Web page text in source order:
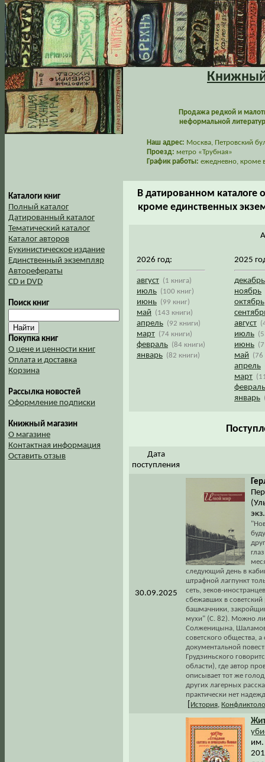
Книжный
Продажа редкой и
неформальной
Наш адрес: Москва, Петровский
Проезд: метро «Трубная»
График работы: ежедневно, кроме
Каталоги книг
Полный каталог
Датированный каталог
Тематический каталог
Каталог авторов
Букинистическое издание
Единственный экземпляр
Авторефераты
CD и DVD
Поиск книг
Покупка книг
О цене и ценности книг
Оплата и доставка
Корзина
Рассылка новостей
Оформление подписки
Книжный магазин
О магазине
Контактная информация
Оставить отзыв
В датированном каталоге
кроме единственных
2026 год:
август (1 книга)
июль (100 книг)
июнь (99 книг)
май (143 книги)
апрель (92 книги)
март (74 книги)
февраль (84 книги)
январь (82 книги)
2025
декабрь
ноябрь
октябрь
август
июль
июнь
май (76
апрель
март
февраль
январь
Дата
поступления
30.09.2025
следующий день в
штрафной лагпункт
сеть, зеков-
сбежавших в
башмачники,
мухи" (С. 82). Можно ли
Солженицына,
советского общества,
документальной
Грудзиньского
области), где автор
описывает тот же
других лагерных
практически нет
История,
им.